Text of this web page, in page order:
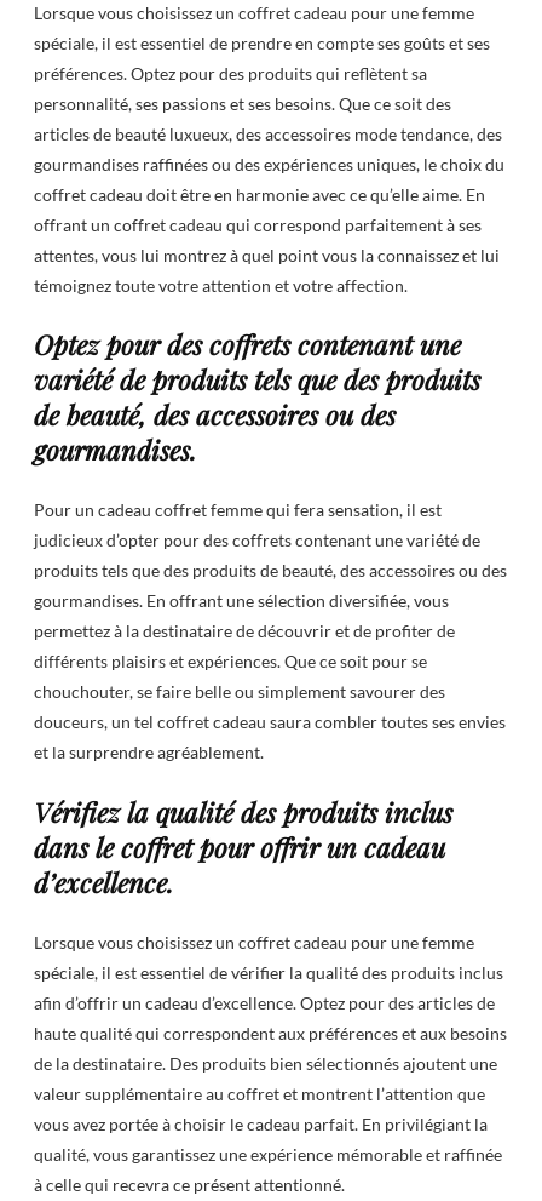
Lorsque vous choisissez un coffret cadeau pour une femme
spéciale, il est essentiel de prendre en compte ses goûts et ses
préférences. Optez pour des produits qui reflètent sa
personnalité, ses passions et ses besoins. Que ce soit des
articles de beauté luxueux, des accessoires mode tendance, des
gourmandises raffinées ou des expériences uniques, le choix du
coffret cadeau doit être en harmonie avec ce qu’elle aime. En
offrant un coffret cadeau qui correspond parfaitement à ses
attentes, vous lui montrez à quel point vous la connaissez et lui
témoignez toute votre attention et votre affection.
Optez pour des coffrets contenant une
variété de produits tels que des produits
de beauté, des accessoires ou des
gourmandises.
Pour un cadeau coffret femme qui fera sensation, il est
judicieux d’opter pour des coffrets contenant une variété de
produits tels que des produits de beauté, des accessoires ou des
gourmandises. En offrant une sélection diversifiée, vous
permettez à la destinataire de découvrir et de profiter de
différents plaisirs et expériences. Que ce soit pour se
chouchouter, se faire belle ou simplement savourer des
douceurs, un tel coffret cadeau saura combler toutes ses envies
et la surprendre agréablement.
Vérifiez la qualité des produits inclus
dans le coffret pour offrir un cadeau
d’excellence.
Lorsque vous choisissez un coffret cadeau pour une femme
spéciale, il est essentiel de vérifier la qualité des produits inclus
afin d’offrir un cadeau d’excellence. Optez pour des articles de
haute qualité qui correspondent aux préférences et aux besoins
de la destinataire. Des produits bien sélectionnés ajoutent une
valeur supplémentaire au coffret et montrent l’attention que
vous avez portée à choisir le cadeau parfait. En privilégiant la
qualité, vous garantissez une expérience mémorable et raffinée
à celle qui recevra ce présent attentionné.